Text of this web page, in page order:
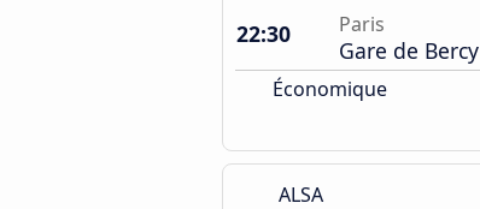
22:30
Paris
Gare de Bercy
Économique
ALSA